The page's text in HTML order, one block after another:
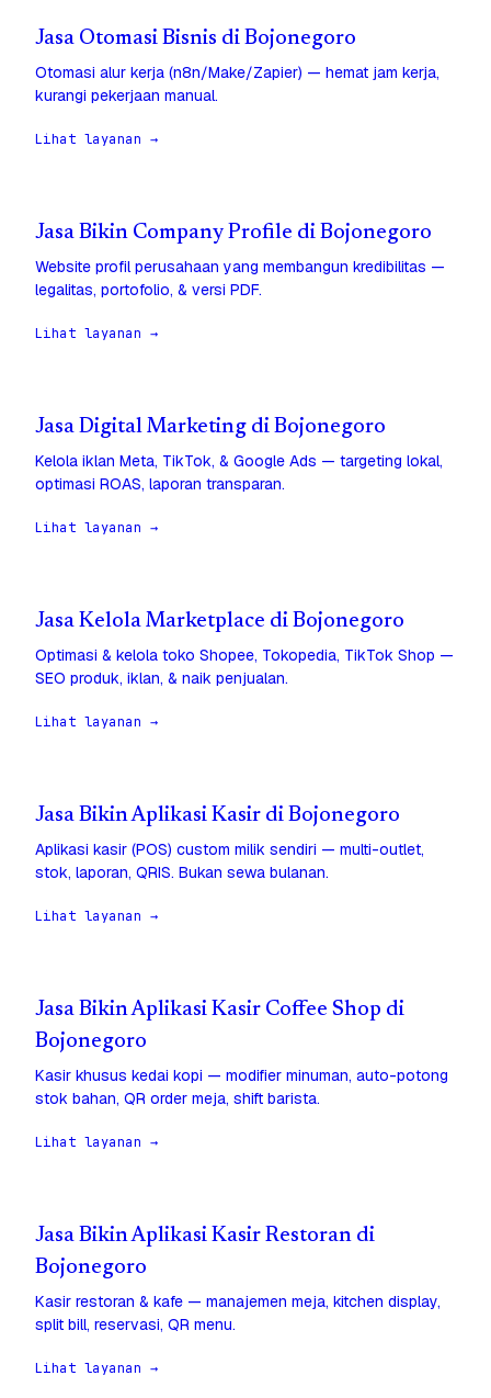
Jasa Otomasi Bisnis di Bojonegoro
Otomasi alur kerja (n8n/Make/Zapier) — hemat jam kerja,
kurangi pekerjaan manual.
Lihat layanan →
Jasa Bikin Company Profile di Bojonegoro
Website profil perusahaan yang membangun kredibilitas —
legalitas, portofolio, & versi PDF.
Lihat layanan →
Jasa Digital Marketing di Bojonegoro
Kelola iklan Meta, TikTok, & Google Ads — targeting lokal,
optimasi ROAS, laporan transparan.
Lihat layanan →
Jasa Kelola Marketplace di Bojonegoro
Optimasi & kelola toko Shopee, Tokopedia, TikTok Shop —
SEO produk, iklan, & naik penjualan.
Lihat layanan →
Jasa Bikin Aplikasi Kasir di Bojonegoro
Aplikasi kasir (POS) custom milik sendiri — multi-outlet,
stok, laporan, QRIS. Bukan sewa bulanan.
Lihat layanan →
Jasa Bikin Aplikasi Kasir Coffee Shop di
Bojonegoro
Kasir khusus kedai kopi — modifier minuman, auto-potong
stok bahan, QR order meja, shift barista.
Lihat layanan →
Jasa Bikin Aplikasi Kasir Restoran di
Bojonegoro
Kasir restoran & kafe — manajemen meja, kitchen display,
split bill, reservasi, QR menu.
Lihat layanan →